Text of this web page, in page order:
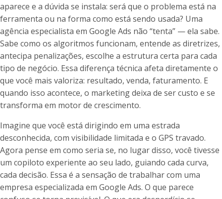
aparece e a dúvida se instala: será que o problema está na
ferramenta ou na forma como está sendo usada? Uma
agência especialista em Google Ads não “tenta” — ela sabe.
Sabe como os algoritmos funcionam, entende as diretrizes,
antecipa penalizações, escolhe a estrutura certa para cada
tipo de negócio. Essa diferença técnica afeta diretamente o
que você mais valoriza: resultado, venda, faturamento. E
quando isso acontece, o marketing deixa de ser custo e se
transforma em motor de crescimento.
Imagine que você está dirigindo em uma estrada
desconhecida, com visibilidade limitada e o GPS travado.
Agora pense em como seria se, no lugar disso, você tivesse
um copiloto experiente ao seu lado, guiando cada curva,
cada decisão. Essa é a sensação de trabalhar com uma
empresa especializada em Google Ads. O que parece